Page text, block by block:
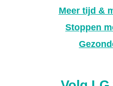
Meer tijd &
Stoppen